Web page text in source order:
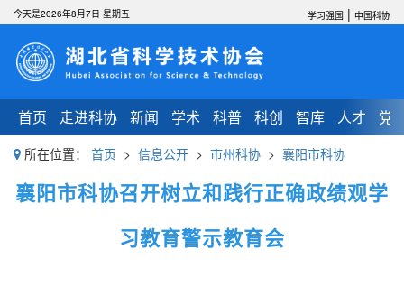
首页 走进科协 新闻 学术 科普 科创 智库 人才 党
今天是2026年8月7日 星期五 学习强国 | 中国科协
所在位置： 首页 > 信息公开 > 市州科协 > 襄阳市科协
襄阳市科协召开树立和践行正确政绩观学
习教育警示教育会